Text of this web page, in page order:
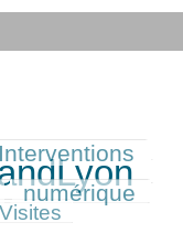
Interventions
numérique
Visites